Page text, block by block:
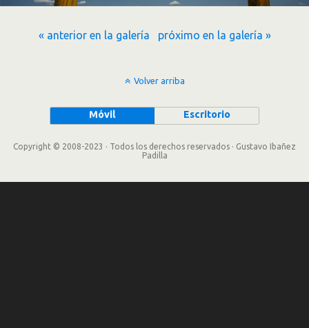
« anterior en la galería próximo en la galería »
Volver arriba
Móvil Escritorio
Copyright © 2008-2023 · Todos los derechos reservados · Gustavo Ibañez
Padilla